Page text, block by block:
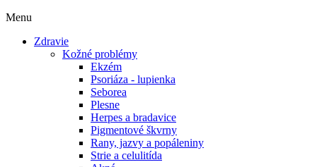
Menu
Zdravie
Kožné problémy
Ekzém
Psoriáza - lupienka
Seborea
Plesne
Herpes a bradavice
Pigmentové škvrny
Rany, jazvy a popáleniny
Strie a celulitída